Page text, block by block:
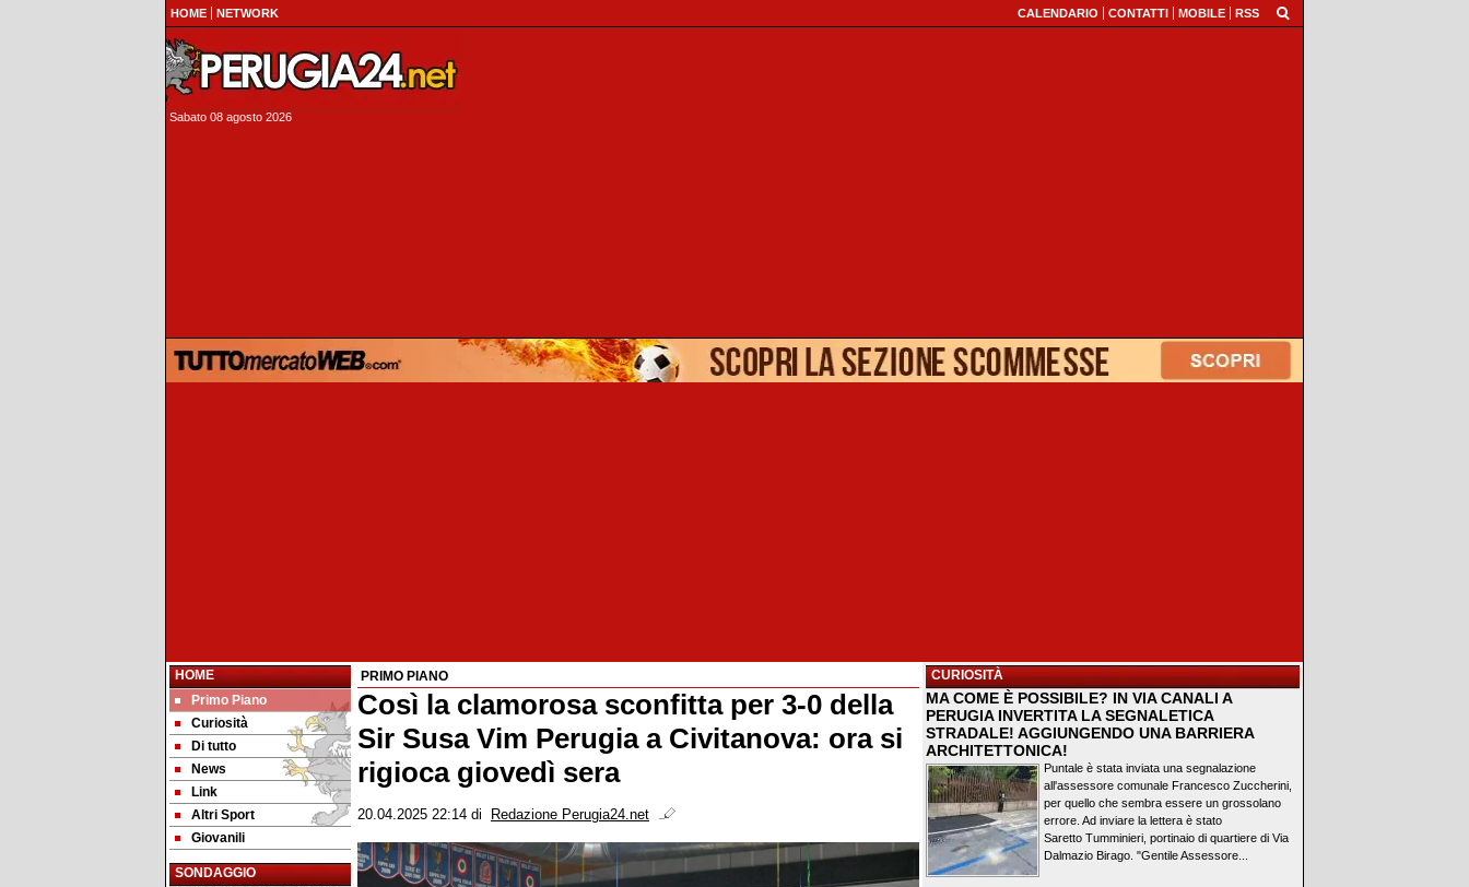
HOME NETWORK CALENDARIO CONTATTI MOBILE RSS
Sabato 08 agosto 2026
HOME
Primo Piano
Curiosità
Di tutto
News
Link
Altri Sport
Giovanili
SONDAGGIO
PRIMO PIANO
Così la clamorosa sconfitta per 3-0 della
Sir Susa Vim Perugia a Civitanova: ora si
rigioca giovedì sera
20.04.2025 22:14 di Redazione Perugia24.net
CURIOSITÀ
MA COME È POSSIBILE? IN VIA CANALI A
PERUGIA INVERTITA LA SEGNALETICA
STRADALE! AGGIUNGENDO UNA BARRIERA
ARCHITETTONICA!
Puntale è stata inviata una segnalazione
all'assessore comunale Francesco Zuccherini,
per quello che sembra essere un grossolano
errore. Ad inviare la lettera è stato
Saretto Tumminieri, portinaio di quartiere di Via
Dalmazio Birago. "Gentile Assessore...